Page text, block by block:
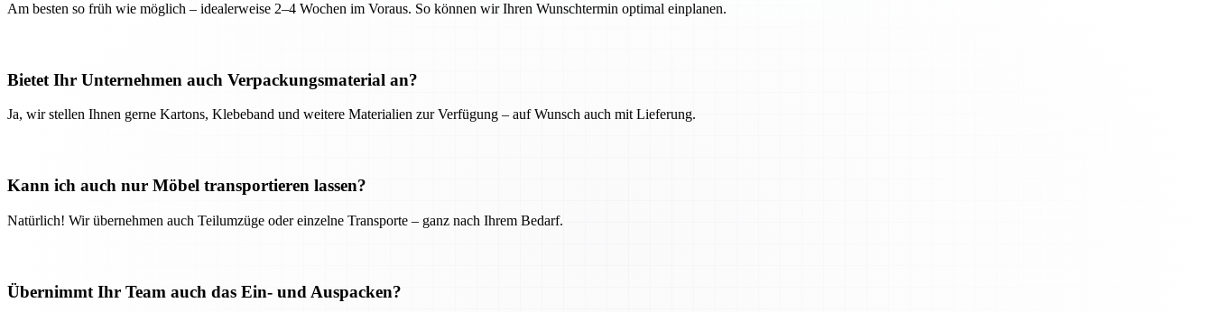
Am besten so früh wie möglich – idealerweise 2–4 Wochen im Voraus. So können wir Ihren Wunschtermin optimal einplanen.
Bietet Ihr Unternehmen auch Verpackungsmaterial an?
Ja, wir stellen Ihnen gerne Kartons, Klebeband und weitere Materialien zur Verfügung – auf Wunsch auch mit Lieferung.
Kann ich auch nur Möbel transportieren lassen?
Natürlich! Wir übernehmen auch Teilumzüge oder einzelne Transporte – ganz nach Ihrem Bedarf.
Übernimmt Ihr Team auch das Ein- und Auspacken?